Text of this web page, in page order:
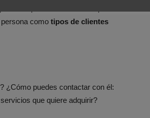
adquisitivo. Utiliza siempre
como tipos de clientes
¿Cómo puedes contactar con él:
que quiere adquirir?